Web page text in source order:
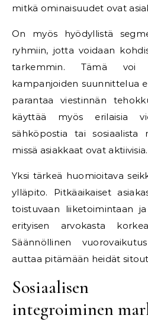
mitkä ominaisuudet ovat
On myös hyödyllistä
ryhmiin, jotta voidaan
tarkemmin. Tämä voi
kampanjoiden suunnittelua
parantaa viestinnän
käyttää myös erilaisia
sähköpostia tai sosiaalista
missä asiakkaat ovat aktiivisia.
Yksi tärkeä huomioitava
ylläpito. Pitkäaikaiset
toistuvaan liiketoimintaan
erityisen arvokasta
Säännöllinen
auttaa pitämään heidät
Sosiaalisen
integroiminen